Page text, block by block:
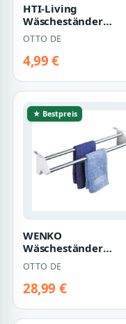
HTI-Living
Wäscheständer
Wäschetrockner zum
Einhängen Gunda
OTTO DE
4,99 €
★ Bestpreis
WENKO
Wäscheständer
Wäschetrockner
Heizkörpertrockner
Hängetrockner Wä…
OTTO DE
28,99 €